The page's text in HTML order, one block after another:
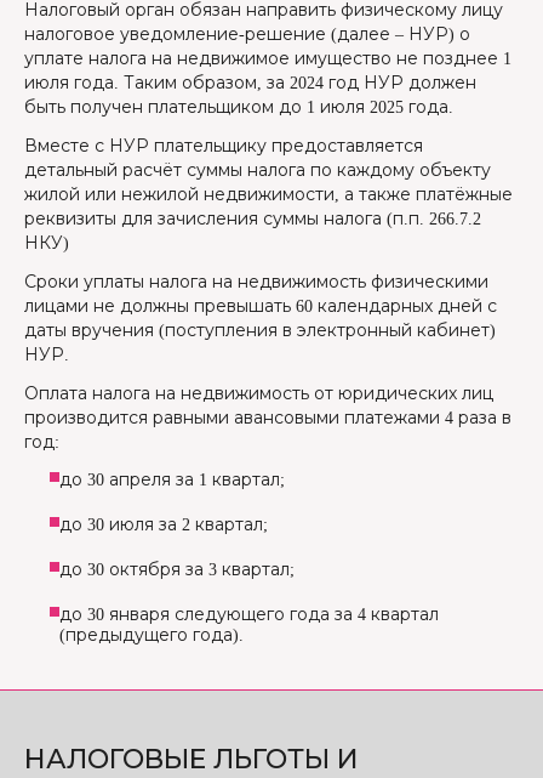
Налоговый орган обязан направить физическому лицу
налоговое уведомление-решение (далее – НУР) о
уплате налога на недвижимое имущество не позднее 1
июля года. Таким образом, за 2024 год НУР должен
быть получен плательщиком до 1 июля 2025 года.
Вместе с НУР плательщику предоставляется
детальный расчёт суммы налога по каждому объекту
жилой или нежилой недвижимости, а также платёжные
реквизиты для зачисления суммы налога (п.п. 266.7.2
НКУ)
Сроки уплаты налога на недвижимость физическими
лицами не должны превышать 60 календарных дней с
даты вручения (поступления в электронный кабинет)
НУР.
Оплата налога на недвижимость от юридических лиц
производится равными авансовыми платежами 4 раза в
год:
до 30 апреля за 1 квартал;
до 30 июля за 2 квартал;
до 30 октября за 3 квартал;
до 30 января следующего года за 4 квартал
(предыдущего года).
НАЛОГОВЫЕ ЛЬГОТЫ И